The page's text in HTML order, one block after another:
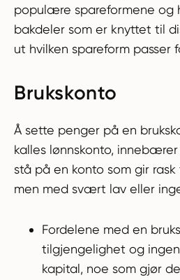
populære spareformene og
bakdeler som er knyttet til
ut hvilken spareform passer
Brukskonto
Å sette penger på en
kalles lønnskonto,
stå på en konto som gir
men med svært lav eller
Fordelene med en
tilgjengelighet og
kapital, noe som gjør